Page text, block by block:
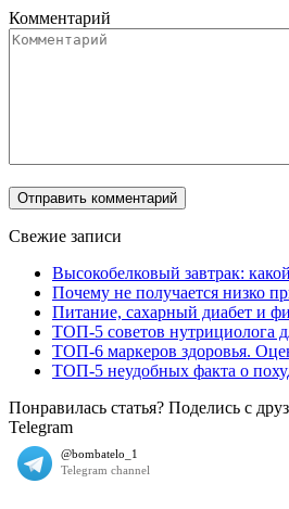
Комментарий
Свежие записи
Высокобелковый завтрак:
Почему не получается низко
Питание, сахарный диабет и
ТОП-5 советов нутрициолога
ТОП-6 маркеров здоровья.
ТОП-5 неудобных факта о
Понравилась статья? Поделись с
Telegram